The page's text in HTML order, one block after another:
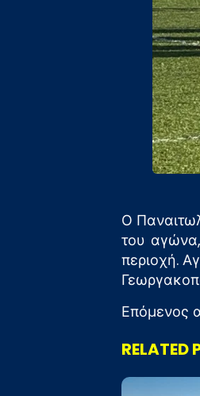
Ο
του
περιοχή.
Επόμενος
RELATED